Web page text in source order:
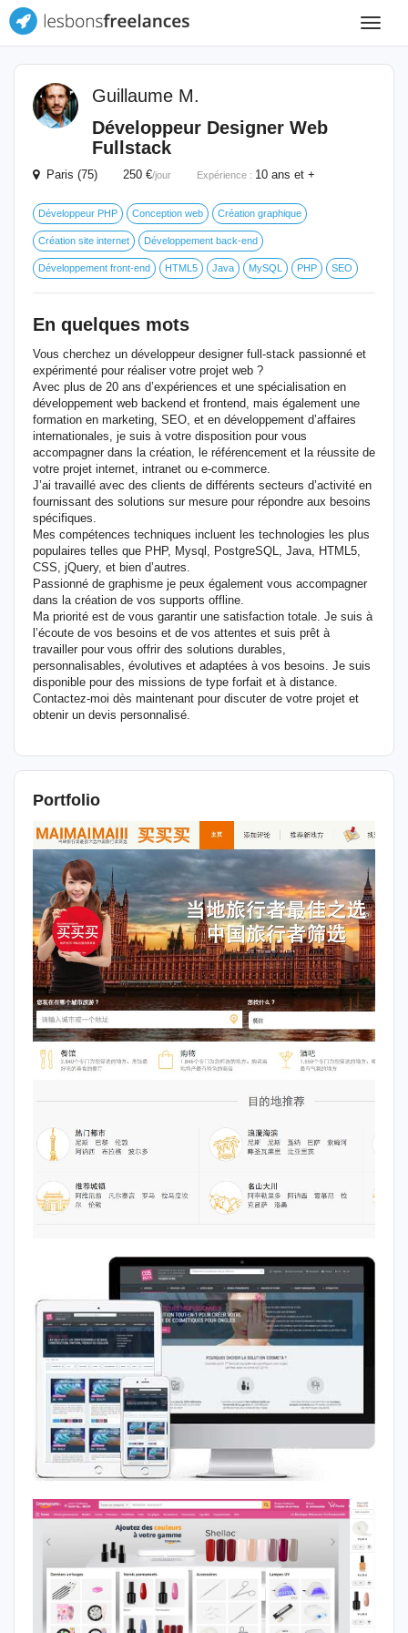
Toggle
Guillaume M.
Développeur Designer Web
Fullstack
Paris (75) 250 €/jour Expérience : 10 ans et +
Développeur PHP Conception web Création graphique
Création site internet Développement back-end
Développement front-end HTML5 Java MySQL PHP SEO
En quelques mots
Vous cherchez un développeur designer full-stack passionné et
expérimenté pour réaliser votre projet web ?
Avec plus de 20 ans d’expériences et une spécialisation en
développement web backend et frontend, mais également une
formation en marketing, SEO, et en développement d’affaires
internationales, je suis à votre disposition pour vous
accompagner dans la création, le référencement et la réussite de
votre projet internet, intranet ou e-commerce.
J’ai travaillé avec des clients de différents secteurs d’activité en
fournissant des solutions sur mesure pour répondre aux besoins
spécifiques.
Mes compétences techniques incluent les technologies les plus
populaires telles que PHP, Mysql, PostgreSQL, Java, HTML5,
CSS, jQuery, et bien d’autres.
Passionné de graphisme je peux également vous accompagner
dans la création de vos supports offline.
Ma priorité est de vous garantir une satisfaction totale. Je suis à
l’écoute de vos besoins et de vos attentes et suis prêt à
travailler pour vous offrir des solutions durables,
personnalisables, évolutives et adaptées à vos besoins. Je suis
disponible pour des missions de type forfait et à distance.
Contactez-moi dès maintenant pour discuter de votre projet et
obtenir un devis personnalisé.
Portfolio